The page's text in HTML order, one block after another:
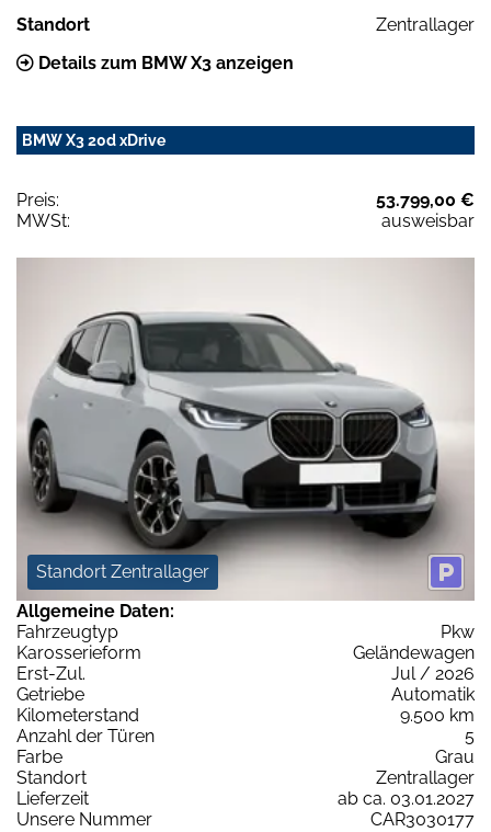
Standort
Zentrallager
Details zum BMW X3 anzeigen
BMW X3 20d xDrive
Preis:
53.799,00 €
MWSt:
ausweisbar
Standort Zentrallager
Allgemeine Daten:
Fahrzeugtyp
Pkw
Karosserieform
Geländewagen
Erst-Zul.
Jul / 2026
Getriebe
Automatik
Kilometerstand
9.500 km
Anzahl der Türen
5
Farbe
Grau
Standort
Zentrallager
Lieferzeit
ab ca. 03.01.2027
Unsere Nummer
CAR3030177